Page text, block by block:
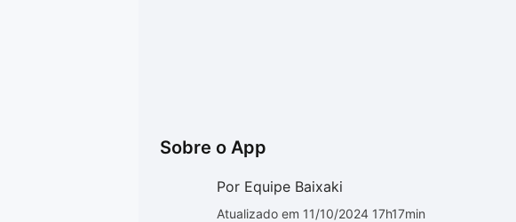
Sobre o App
Por Equipe Baixaki
Atualizado em 11/10/2024 17h17min